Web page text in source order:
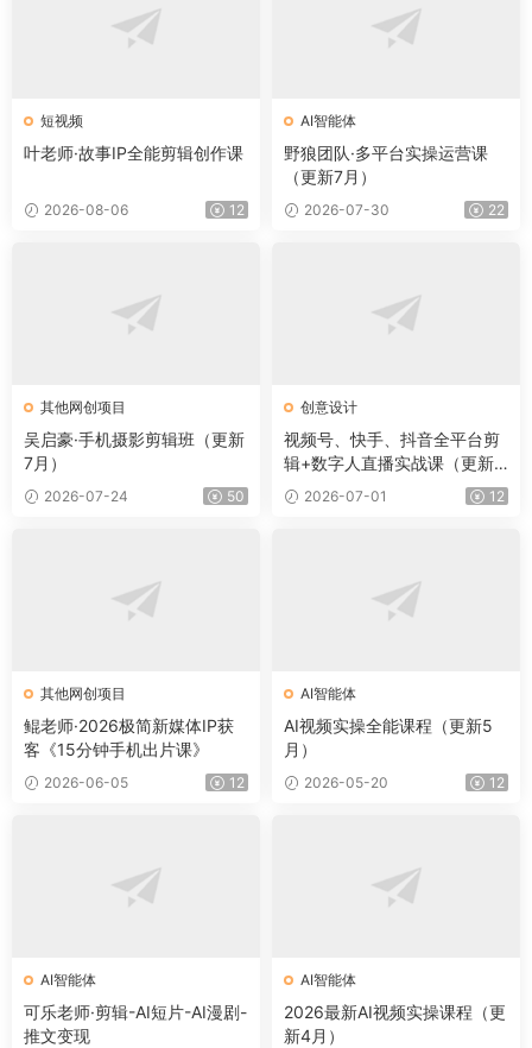
短视频
叶老师·故事IP全能剪辑创作课
2026-08-06 12
AI智能体
野狼团队·多平台实操运营课
（更新7月）
2026-07-30 22
其他网创项目
吴启豪·手机摄影剪辑班（更新
7月）
2026-07-24 50
创意设计
视频号、快手、抖音全平台剪
辑+数字人直播实战课（更新6
月）​2026-07-01 12
其他网创项目
鲲老师·2026极简新媒体IP获
客《15分钟手机出片课》
2026-06-05 12
AI智能体
AI视频实操全能课程（更新5
月）
2026-05-20 12
AI智能体
可乐老师·剪辑-AI短片-AI漫剧-
推文变现
AI智能体
2026最新AI视频实操课程（更
新4月）